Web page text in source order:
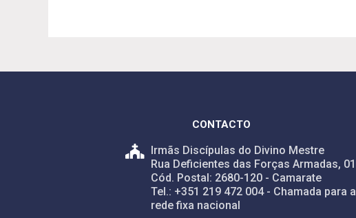
CONTACTO
Irmãs Discípulas do Divino Mestre
Rua Deficientes das Forças Armadas, 01
Cód. Postal: 2680-120 - Camarate
Tel.: +351 219 472 004 - Chamada para a
rede fixa nacional